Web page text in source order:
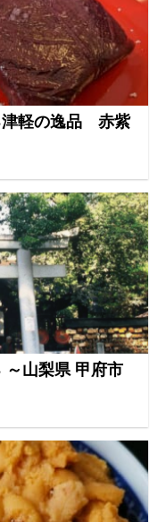
津軽の逸品 赤紫
～山梨県 甲府市